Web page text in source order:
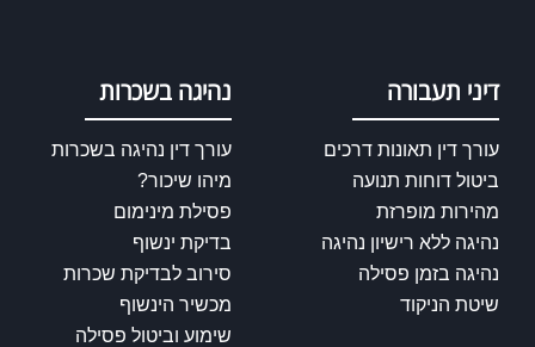
דיני תעבורה
עורך דין תאונות דרכים
ביטול דוחות תנועה
מהירות מופרזת
נהיגה ללא רישיון נהיגה
נהיגה בזמן פסילה
שיטת הניקוד
נהיגה בשכרות
עורך דין נהיגה בשכרות
מיהו שיכור?
פסילת מינימום
בדיקת ינשוף
סירוב לבדיקת שכרות
מכשיר הינשוף
שימוע וביטול פסילה